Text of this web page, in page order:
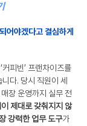
어야겠다고 결심하게
커피빈’ 프랜차이즈를
다. 당시 직원이 세
장 운영까지 실무 전
제대로 갖춰지지 않
강력한 업무 도구가